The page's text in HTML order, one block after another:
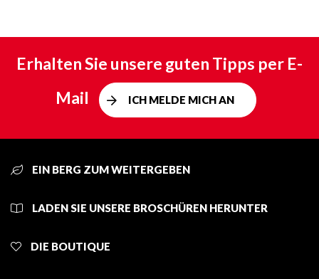
Erhalten Sie unsere guten Tipps per E-
Mail
ICH MELDE MICH AN
EIN BERG ZUM WEITERGEBEN
LADEN SIE UNSERE BROSCHÜREN HERUNTER
DIE BOUTIQUE